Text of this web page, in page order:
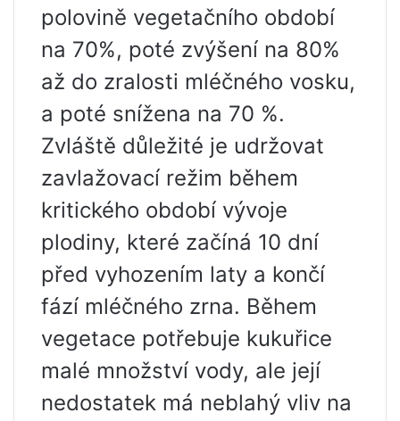
polovině vegetačního období
na 70%, poté zvýšení na 80%
až do zralosti mléčného vosku,
a poté snížena na 70 %.
Zvláště důležité je udržovat
zavlažovací režim během
kritického období vývoje
plodiny, které začíná 10 dní
před vyhozením laty a končí
fází mléčného zrna. Během
vegetace potřebuje kukuřice
malé množství vody, ale její
nedostatek má neblahý vliv na